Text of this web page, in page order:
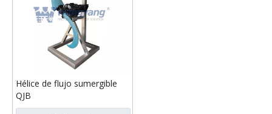
Hélice de flujo sumergible
QJB